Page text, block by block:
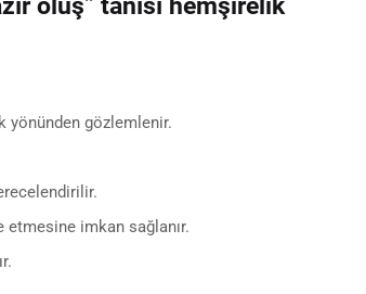
oluş” tanısı hemşirelik
yönünden gözlemlenir.
imkan sağlanır.